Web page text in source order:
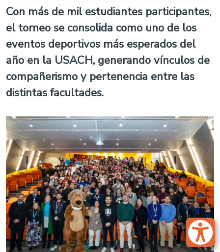
Con más de mil estudiantes participantes,
el torneo se consolida como uno de los
eventos deportivos más esperados del
año en la USACH, generando vínculos de
compañerismo y pertenencia entre las
distintas facultades.